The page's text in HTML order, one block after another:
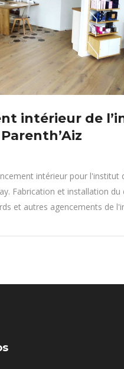
intérieur de
intérieur pour l'institut
Fabrication et installation
et autres agencements de